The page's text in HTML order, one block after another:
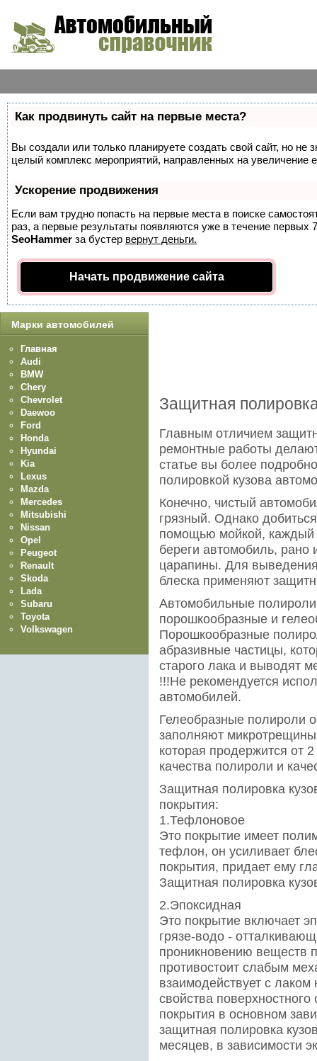
Как продвинуть сайт на первые места?
Вы создали или только планируете создать свой сайт, но не
целый комплекс мероприятий, направленных на увеличение
Ускорение продвижения
Если вам трудно попасть на первые места в поиске
раз, а первые результаты появляются уже в течение первых
SeoHammer за бустер вернут деньги.
Начать продвижение сайта
Защитная
Главным отличием
ремонтные работы
статье вы более
полировкой кузова
Конечно, чистый
грязный. Однако
помощью мойкой, каждый
береги автомобиль, рано
царапины. Для
блеска применяют
Автомобильные
порошкообразные и
Порошкообразные
абразивные частицы,
старого лака и выводят
!!!Не рекомендуется
автомобилей.
Гелеобразные полироли
заполняют
которая продержится от
качества полироли и
Защитная полировка
покрытия:
1.Тефлоновое
Это покрытие имеет
тефлон, он усиливает
покрытия, придает ему
Защитная полировка
2.Эпоксидная
Это покрытие включает
грязе-водо -
проникновению веществ
противостоит слабым
взаимодействует с
свойства
покрытия в основном
защитная полировка
месяцев, в зависимости
Марки автомобилей
Главная
Audi
BMW
Chery
Chevrolet
Daewoo
Ford
Honda
Hyundai
Kia
Lexus
Mazda
Mercedes
Mitsubishi
Nissan
Opel
Peugeot
Renault
Skoda
Lada
Subaru
Toyota
Volkswagen